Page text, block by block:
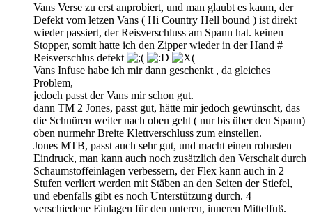
Vans Verse zu erst anprobiert, und man glaubt es kaum, der
Defekt vom letzen Vans ( Hi Country Hell bound ) ist direkt
wieder passiert, der Reisverschluss am Spann hat. keinen
Stopper, somit hatte ich den Zipper wieder in der Hand #
Reisverschlus defekt
Vans Infuse habe ich mir dann geschenkt , da gleiches
Problem,
jedoch passt der Vans mir schon gut.
dann TM 2 Jones, passt gut, hätte mir jedoch gewünscht, das
die Schnüren weiter nach oben geht ( nur bis über den Spann)
oben nurmehr Breite Klettverschluss zum einstellen.
Jones MTB, passt auch sehr gut, und macht einen robusten
Eindruck, man kann auch noch zusätzlich den Verschalt durch
Schaumstoffeinlagen verbessern, der Flex kann auch in 2
Stufen verliert werden mit Stäben an den Seiten der Stiefel,
und ebenfalls gibt es noch Unterstützung durch. 4
verschiedene Einlagen für den unteren, inneren Mittelfuß.